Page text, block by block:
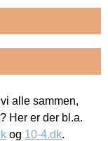
alle sammen,
Her er der bl.a.
og 10-4.dk.